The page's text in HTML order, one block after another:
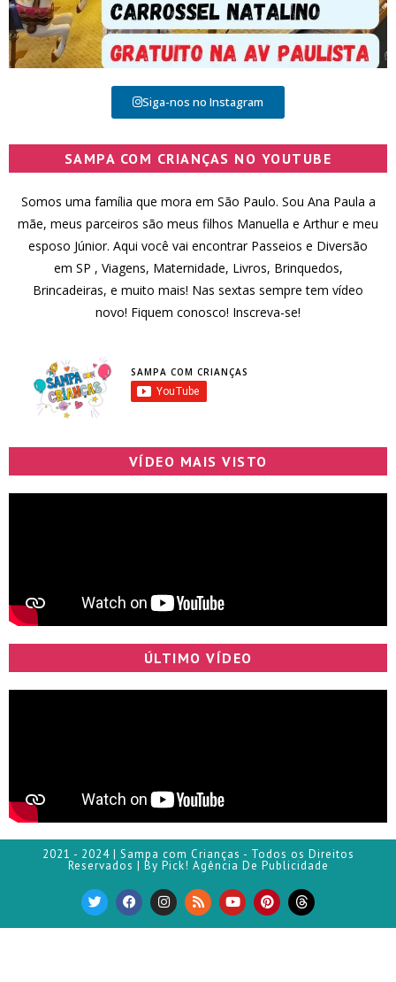
Siga-nos no Instagram
SAMPA COM CRIANÇAS NO YOUTUBE
Somos uma família que mora em São Paulo. Sou Ana Paula a
mãe, meus parceiros são meus filhos Manuella e Arthur e meu
esposo Júnior. Aqui você vai encontrar Passeios e Diversão
em SP , Viagens, Maternidade, Livros, Brinquedos,
Brincadeiras, e muito mais! Nas sextas sempre tem vídeo
novo! Fiquem conosco! Inscreva-se!
SAMPA COM CRIANÇAS
VÍDEO MAIS VISTO
ÚLTIMO VÍDEO
2021 - 2024 | Sampa com Crianças - Todos os Direitos
Reservados | By Pick! Agência De Publicidade